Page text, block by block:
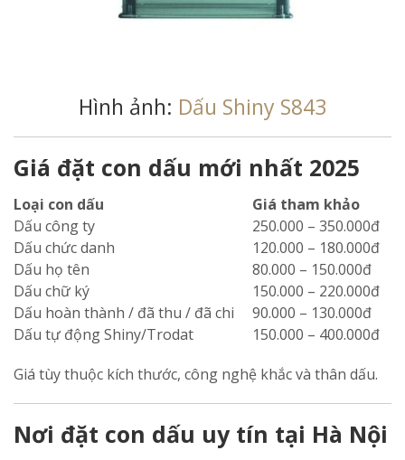
Hình ảnh: Dấu Shiny S843
Giá đặt con dấu mới nhất 2025
Loại con dấu
Giá tham khảo
Dấu công ty
250.000 – 350.000đ
Dấu chức danh
120.000 – 180.000đ
Dấu họ tên
80.000 – 150.000đ
Dấu chữ ký
150.000 – 220.000đ
Dấu hoàn thành / đã thu / đã chi
90.000 – 130.000đ
Dấu tự động Shiny/Trodat
150.000 – 400.000đ
Giá tùy thuộc kích thước, công nghệ khắc và thân dấu.
Nơi đặt con dấu uy tín tại Hà Nội